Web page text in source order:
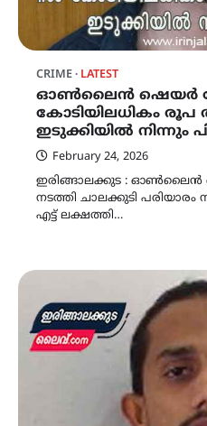
CRIME LATEST
ഓൺലൈൻ ഷെയർ
കോടിയിലധികം രൂപ
ഇടുക്കിയിൽ നിന്നും
February 24, 2026
ഇരിങ്ങാലക്കുട : ഓൺലൈൻ
നടത്തി ചാലക്കുടി പരിയാരം
എട്ട് ലക്ഷത്തി…